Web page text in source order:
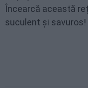
Încearcă această
suculent și savuros!